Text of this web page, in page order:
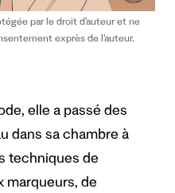
par le droit d’auteur et ne
exprès de l’auteur.
elle a passé des
dans sa chambre à
techniques de
marqueurs, de